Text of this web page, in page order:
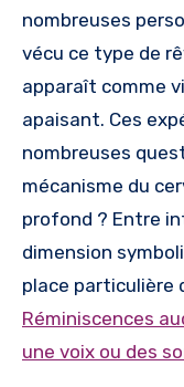
nombreuses
vécu ce type de
apparaît comme
apaisant. Ces
nombreuses
mécanisme du
profond ? Entre
dimension
place particulière
Réminiscences
une voix ou des